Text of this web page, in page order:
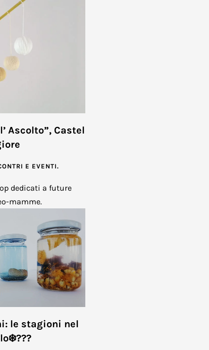
Ascolto”, Castel
E EVENTI.
dedicati a future
mamme.
le stagioni nel